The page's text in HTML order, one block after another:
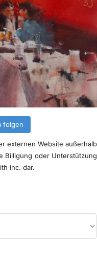
folgen
externen Website außerhalb
Billigung oder Unterstützung
Inc. dar.